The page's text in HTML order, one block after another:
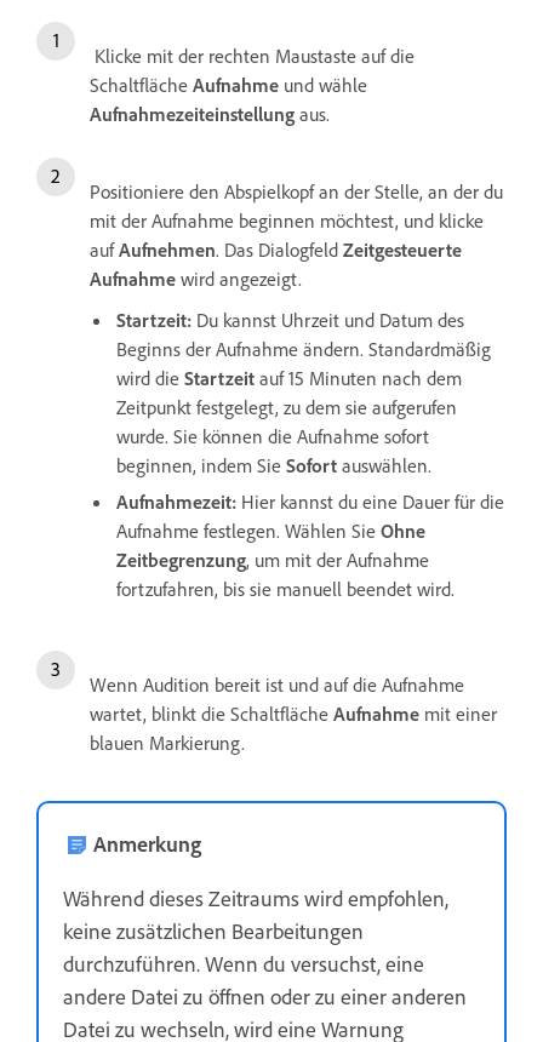
Klicke mit der rechten Maustaste auf die
Schaltfläche Aufnahme und wähle
Aufnahmezeiteinstellung aus.
Positioniere den Abspielkopf an der Stelle, an der du
mit der Aufnahme beginnen möchtest, und klicke
aufAufnehmen. Das Dialogfeld Zeitgesteuerte
Aufnahme wird angezeigt.
Startzeit: Du kannst Uhrzeit und Datum des
Beginns der Aufnahme ändern. Standardmäßig
wird die Startzeit auf 15 Minuten nach dem
Zeitpunkt festgelegt, zu dem sie aufgerufen
wurde. Sie können die Aufnahme sofort
beginnen, indem Sie Sofort auswählen.
Aufnahmezeit: Hier kannst du eine Dauer für die
Aufnahme festlegen. Wählen Sie Ohne
Zeitbegrenzung, um mit der Aufnahme
fortzufahren, bis sie manuell beendet wird.
Wenn Audition bereit ist und auf die Aufnahme
wartet, blinkt die Schaltfläche Aufnahme mit einer
blauen Markierung.
Anmerkung
Während dieses Zeitraums wird empfohlen,
keine zusätzlichen Bearbeitungen
durchzuführen. Wenn du versuchst, eine
andere Datei zu öffnen oder zu einer anderen
Datei zu wechseln, wird eine Warnung